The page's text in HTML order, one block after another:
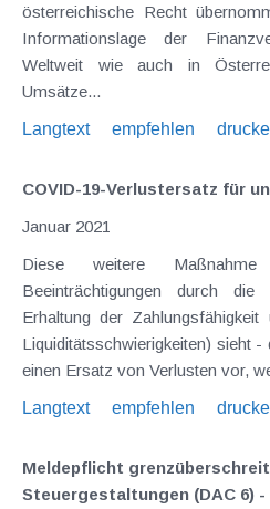
österreichische Recht
Informationslage der
Weltweit wie auch in
Umsätze...
Langtext
empfehlen
COVID-19-Verlustersatz für
Januar 2021
Diese weitere
Beeinträchtigungen durch
Erhaltung der
Liquiditätsschwierigkeiten) sieht
einen Ersatz von Verlusten vor,
Langtext
empfehlen
Meldepflicht
Steuergestaltungen (DAC 6)